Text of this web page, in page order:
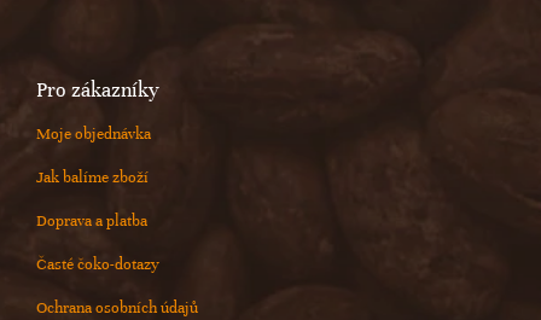
Pro zákazníky
Moje objednávka
Jak balíme zboží
Doprava a platba
Časté čoko-dotazy
Ochrana osobních údajů